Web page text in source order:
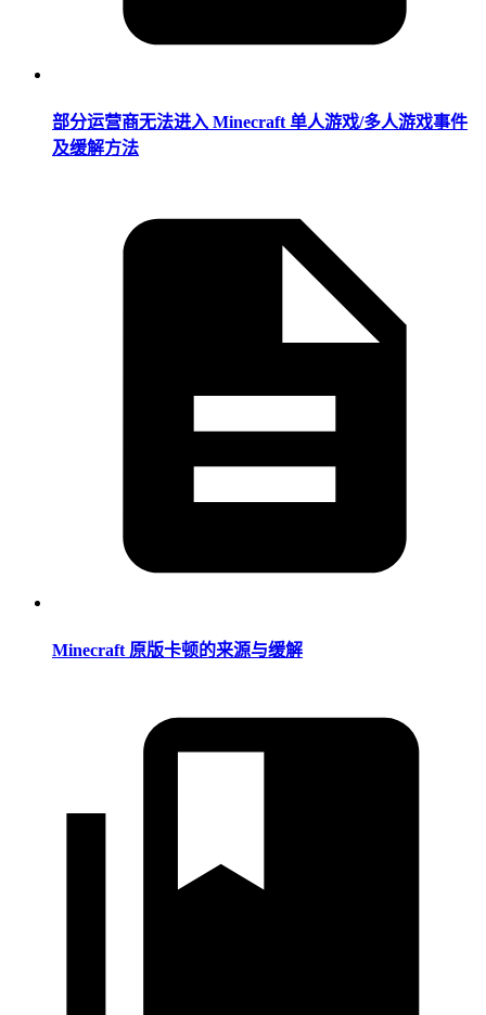
部分运营商无法进入 Minecraft 单人游戏/多人游戏事件
及缓解方法
Minecraft 原版卡顿的来源与缓解